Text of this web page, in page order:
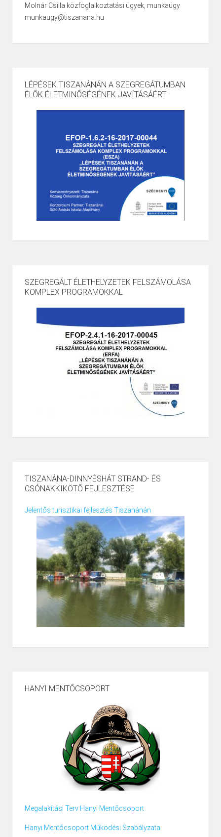
Molnár Csilla közfoglalkoztatási ügyek, munkaügy
munkaugy@tiszanana.hu
LÉPÉSEK TISZANÁNÁN A SZEGREGÁTUMBAN
ÉLŐK ÉLETMINŐSÉGÉNEK JAVÍTÁSÁÉRT
SZEGREGÁLT ÉLETHELYZETEK FELSZÁMOLÁSA
KOMPLEX PROGRAMOKKAL
TISZANÁNA-DINNYÉSHÁT STRAND- ÉS
CSÓNAKKIKÖTŐ FEJLESZTÉSE
Jelentős turisztikai fejlesztés Tiszanánán
HANYI MENTŐCSOPORT
Megalakítási Terv Hanyi Mentőcsoport
Hanyi Mentőcsoport Működési Szabályzata